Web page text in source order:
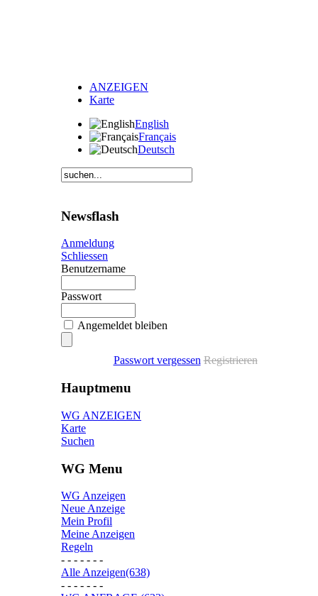
ANZEIGEN
Karte
English
Français
Deutsch
Newsflash
Anmeldung
Schliessen
Benutzername
Passwort
Angemeldet bleiben
Passwort vergessen Registrieren
Hauptmenu
WG ANZEIGEN
Karte
Suchen
WG Menu
WG Anzeigen
Neue Anzeige
Mein Profil
Meine Anzeigen
Regeln
- - - - - - -
Alle Anzeigen(638)
- - - - - - -